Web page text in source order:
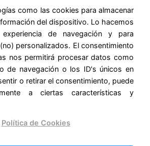
turmalina negra:
contra la envidia y los celos,
negativas en el trabajo.
ventosa:
la buena fortuna y el éxito
como las cookies para almacenar
del dispositivo. Lo hacemos
de navegación y para
personalizados. El consentimiento
nos permitirá procesar datos como
de navegación o los ID's únicos en
o retirar el consentimiento, puede
a ciertas características y
Política de Cookies